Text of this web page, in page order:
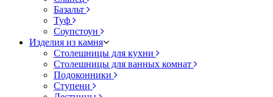
Базальт
Туф
Соупстоун
Изделия из камня
Столешницы для кухни
Столешницы для ванных комнат
Подоконники
Ступени